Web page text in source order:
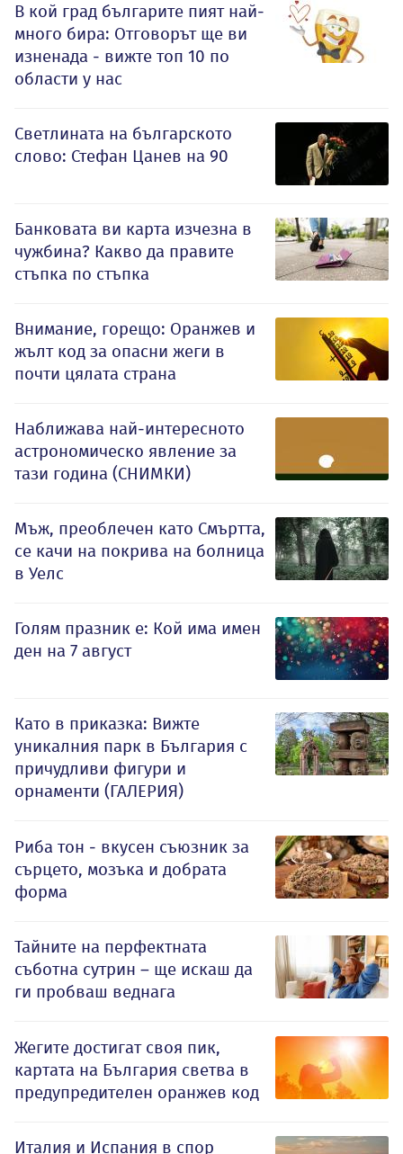
В кой град българите пият най-
много бира: Отговорът ще ви
изненада - вижте топ 10 по
области у нас
Светлината на българското
слово: Стефан Цанев на 90
Банковата ви карта изчезна в
чужбина? Какво да правите
стъпка по стъпка
Внимание, горещо: Оранжев и
жълт код за опасни жеги в
почти цялата страна
Наближава най-интересното
астрономическо явление за
тази година (СНИМКИ)
Мъж, преоблечен като Смъртта,
се качи на покрива на болница
в Уелс
Голям празник е: Кой има имен
ден на 7 август
Като в приказка: Вижте
уникалния парк в България с
причудливи фигури и
орнаменти (ГАЛЕРИЯ)
Риба тон - вкусен съюзник за
сърцето, мозъка и добрата
форма
Тайните на перфектната
съботна сутрин – ще искаш да
ги пробваш веднага
Жегите достигат своя пик,
картата на България светва в
предупредителен оранжев код
Италия и Испания в спор